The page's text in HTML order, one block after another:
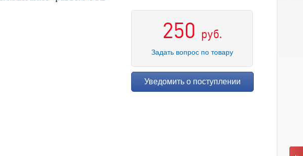
250 руб.
Задать вопрос по товару
Уведомить о поступлении